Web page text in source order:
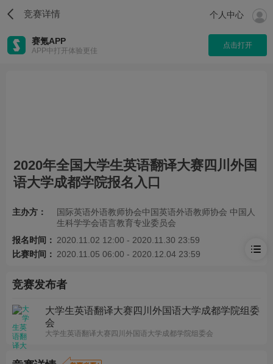
竞赛详情 个人中心
赛氪APP
APP中打开体验更佳
点击打开
2020年全国大学生英语翻译大赛四川外国
语大学成都学院报名入口
主办方：
国际英语外语教师协会中国英语外语教师协会 中国人
生科学学会语言教育专业委员会
报名时间： 2020.11.02 12:00 - 2020.11.30 23:59
比赛时间： 2020.11.05 06:00 - 2020.12.04 23:59
竞赛发布者
大学生英语翻译大赛四川外国语大学成都学院组委
会
大学生英语翻译大赛四川外国语大学成都学院组委会